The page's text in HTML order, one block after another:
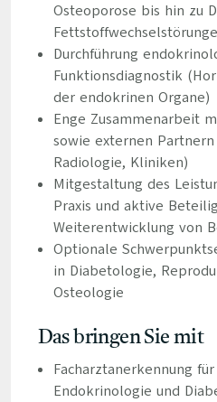
Osteoporose bis hin zu
Durchführung
Funktionsdiagnostik
der endokrinen Organe)
Enge Zusammenarbeit
sowie externen
Radiologie, Kliniken)
Mitgestaltung des
Praxis und aktive
Weiterentwicklung von
Optionale
in Diabetologie,
Osteologie
Das bringen Sie mit
Facharztanerkennung
Endokrinologie und